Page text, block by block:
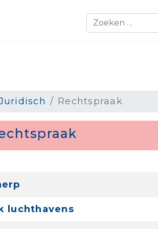
Zoeken
Rechtspraak
luchthavens